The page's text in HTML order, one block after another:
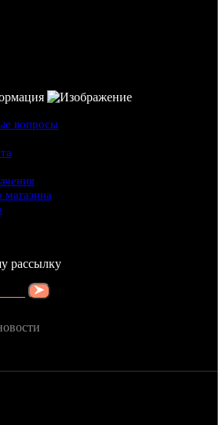
вопросы
рассылку